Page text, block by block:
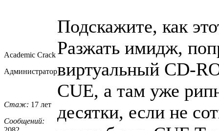
Academic Crack
Администратор
Стаж: 17 лет
Сообщений:
Подскажите, как
Разжать имидж,
виртуальный CD-
CUE, а там уже
десятки, если не